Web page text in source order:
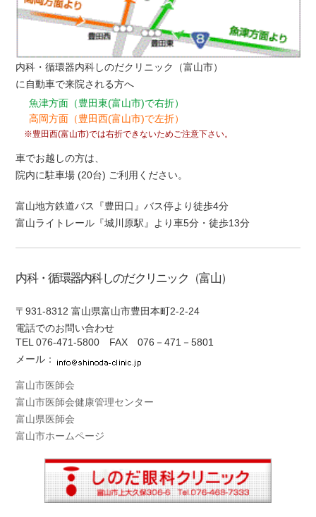
内科・循環器内科しのだクリニック（富山市）
に自動車で来院される方へ
魚津方面（豊田東(富山市)で右折）
高岡方面（豊田西(富山市)で左折）
※豊田西(富山市)では右折できないためご注意下さい。
車でお越しの方は、
院内に駐車場 (20台) ご利用ください。
富山地方鉄道バス『豊田口』バス停より徒歩4分
富山ライトレール『城川原駅』より車5分・徒歩13分
内科・循環器内科しのだクリニック（富山）
〒931-8312 富山県富山市豊田本町2-2-24
電話でのお問い合わせ
TEL076-471-5800 FAX 076－471－5801
メール：
富山市医師会
富山市医師会健康管理センター
富山県医師会
富山市ホームページ